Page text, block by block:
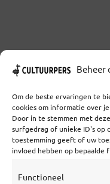
Beheer
Om de beste ervaringen te
cookies om informatie over
Door in te stemmen met
surfgedrag of unieke ID's op
toestemming geeft of uw
invloed hebben op bepaalde
Functioneel
DE
STRATEGIE
GROTE
DOORGUIDO VAN
5 MINUTEN LEESTIJD